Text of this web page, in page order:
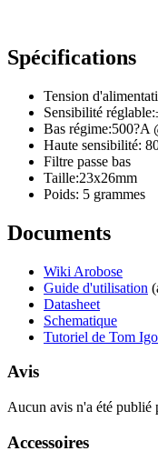
Spécifications
Tension
Sensibilité
Bas régime:500?A
Haute sensibilité:
Filtre passe bas
Taille:23x26mm
Poids: 5 grammes
Documents
Wiki Arobose
Guide d'utilisation
Datasheet
Schematique
Tutoriel de Tom
Avis
Aucun avis n'a été publié
Accessoires